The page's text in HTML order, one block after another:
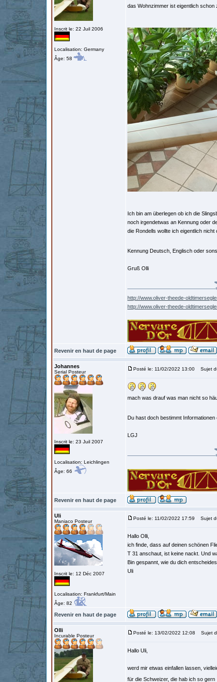
Inscrit le: 22 Juil 2006
Localisation: Germany
Âge: 58
das Wohnzimmer ist eigentlich schon
Ich bin am überlegen ob ich die
noch irgendetwas an Kennung oder
die Rondells wollte ich eigentlich nicht
Kennung Deutsch, Englisch oder
Gruß Olli
http://www.oliver-theede-
http://www.oliver-theede-
Revenir en haut de page
Johannes
Serial Posteur
Inscrit le: 23 Juil 2007
Localisation: Leichlingen
Âge: 66
Posté le: 11/02/2022 13:00 Sujet
mach was drauf was man nicht so
Du hast doch bestimmt
LGJ
Revenir en haut de page
Uli
Maniaco Posteur
Inscrit le: 12 Déc 2007
Localisation: Frankfurt/Main
Âge: 82
Posté le: 11/02/2022 17:59 Sujet
Hallo Olli,
ich finde, dass auf deinen schönen
T 31 anschaut, ist keine nackt. Und
Bin gespannt, wie du dich
Uli
Revenir en haut de page
Olli
Incurable Posteur
Posté le: 13/02/2022 12:08 Sujet
Hallo Uli,
werd mir etwas einfallen lassen,
für die Schweizer, die hab ich so gern